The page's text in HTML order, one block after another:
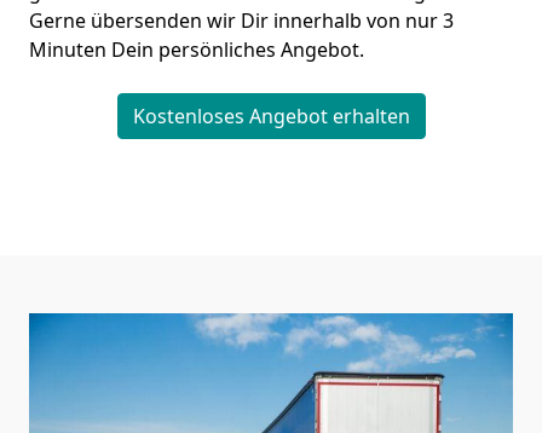
Gerne übersenden wir Dir innerhalb von nur3
Minuten Dein persönliches Angebot.
Kostenloses Angebot erhalten